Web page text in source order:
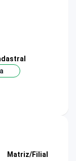
Matriz/Filial